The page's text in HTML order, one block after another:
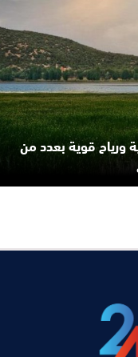
ورياح قوية بعدد من